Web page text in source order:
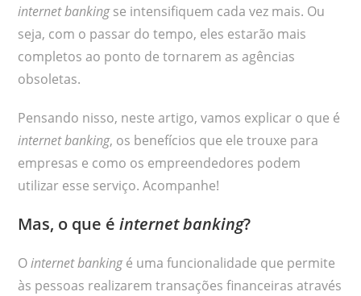
internet bankingse intensifiquem cada vez mais. Ou
seja, com o passar do tempo, eles estarão mais
completos ao ponto de tornarem as agências
obsoletas.
Pensando nisso, neste artigo, vamos explicar o que é
internet banking, os benefícios que ele trouxe para
empresas e como os empreendedores podem
utilizar esse serviço. Acompanhe!
Mas, o que éinternet banking?
Ointernet bankingé uma funcionalidade que permite
às pessoas realizarem transações financeiras através